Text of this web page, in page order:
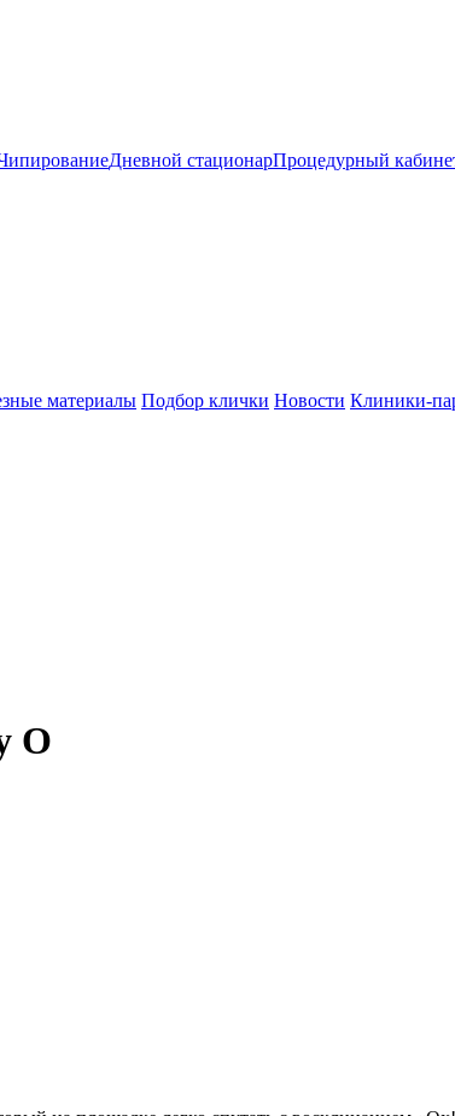
Дневной стационарПроцедурный
материалы Подбор клички Новости Клиники-
О